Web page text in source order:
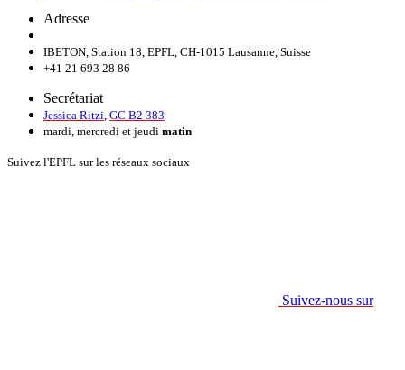
Adresse
IBETON, Station 18, EPFL, CH-1015 Lausanne, Suisse
+41 21 693 28 86
Secrétariat
Jessica Ritzi GC B2 383
mardi, mercredi et jeudi matin
Suivez l'EPFL sur les réseaux sociaux
Suivez-nous sur